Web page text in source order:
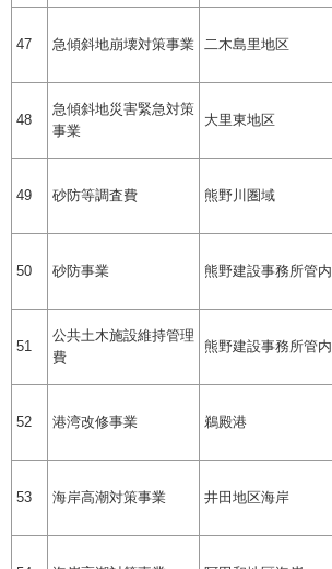
47 急傾斜地崩壊対策事業 二木島里地区
48
急傾斜地災害緊急対策
事業
大里東地区
49 砂防等調査費 熊野川圏域
50 砂防事業 熊野建設事務所管内
51
公共土木施設維持管理
費
熊野建設事務所管内
52 港湾改修事業 鵜殿港
53 海岸高潮対策事業 井田地区海岸